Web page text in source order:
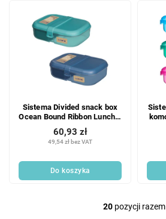
Sistema Divided snack box
Ocean Bound Ribbon Lunch z
pojemnikiem na jogurt 1,1 l,
mix kolorów
49,54 zł bez VAT
60,93 zł
Do koszyka
K
20 pozycji razem